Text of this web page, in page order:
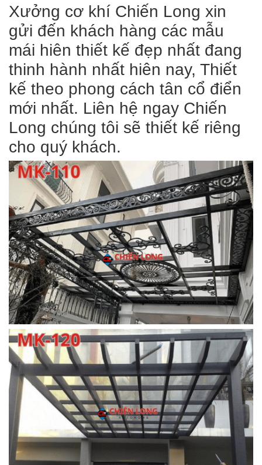
Xưởng cơ khí Chiến Long xin
gửi đến khách hàng các mẫu
mái hiên thiết kế đẹp nhất đang
thinh hành nhất hiên nay, Thiết
kế theo phong cách tân cổ điển
mới nhất. Liên hệ ngay Chiến
Long chúng tôi sẽ thiết kế riêng
cho quý khách.